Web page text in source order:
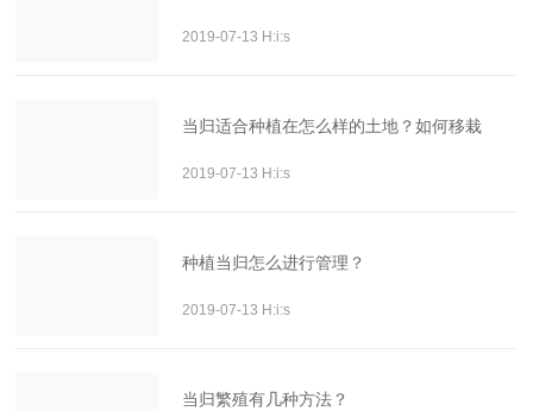
2019-07-13 H:i:s
当归适合种植在怎么样的土地？如何移栽
2019-07-13 H:i:s
种植当归怎么进行管理？
2019-07-13 H:i:s
当归繁殖有几种方法？